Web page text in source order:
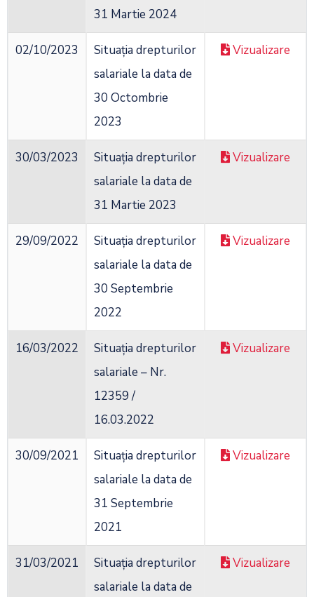
31 Martie 2024
02/10/2023
Situația drepturilor
salariale la data de
30 Octombrie
2023
Vizualizare
30/03/2023
Situația drepturilor
salariale la data de
31 Martie 2023
Vizualizare
29/09/2022
Situația drepturilor
salariale la data de
30 Septembrie
2022
Vizualizare
16/03/2022
Situația drepturilor
salariale – Nr.
12359 /
16.03.2022
Vizualizare
30/09/2021
Situația drepturilor
salariale la data de
31 Septembrie
2021
Vizualizare
31/03/2021
Situația drepturilor
salariale la data de
Vizualizare